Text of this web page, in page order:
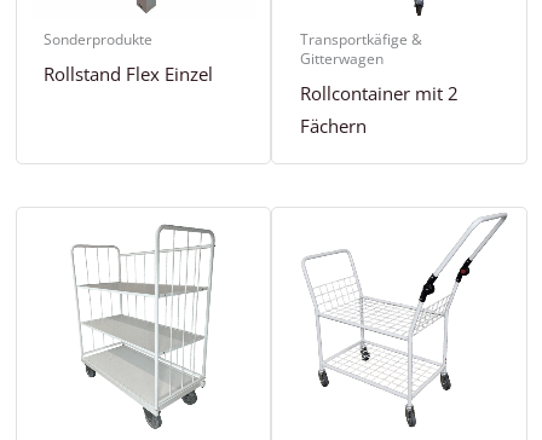
Sonderprodukte
Rollstand Flex Einzel
Transportkäfige &
Gitterwagen
Rollcontainer mit 2
Fächern